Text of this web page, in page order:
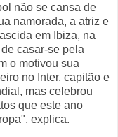
não se cansa de
namorada, a atriz e
em Ibiza, na
casar-se pela
o motivou sua
no Inter, capitão e
mas celebrou
que este ano
explica.